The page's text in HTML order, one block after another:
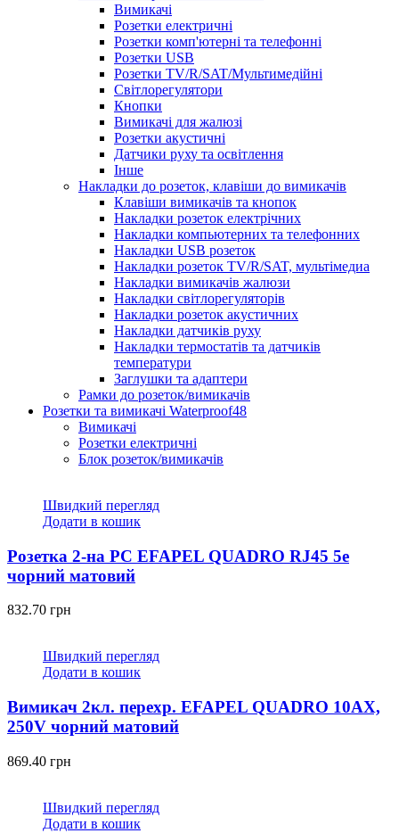
Вимикачі
Розетки електричні
Розетки комп'ютерні та телефонні
Розетки USB
Розетки TV/R/SAT/Мультимедійні
Світлорегулятори
Кнопки
Вимикачі для жалюзі
Розетки акустичні
Датчики руху та освітлення
Інше
Накладки до розеток, клавіши до вимикачів
Клавіши вимикачів та кнопок
Накладки розеток електрічних
Накладки компьютерних та телефонних
Накладки USB розеток
Накладки розеток TV/R/SAT, мультімедиа
Накладки вимикачів жалюзи
Накладки світлорегуляторів
Накладки розеток акустичних
Накладки датчиків руху
Накладки термостатів та датчиків
температури
Заглушки та адаптери
Рамки до розеток/вимикачів
Розетки та вимикачі Waterproof48
Вимикачі
Розетки електричні
Блок розеток/вимикачів
Швидкий перегляд
Додати в кошик
Розетка 2-на PC EFAPEL QUADRO RJ45 5e
чорний матовий
832.70 грн
Швидкий перегляд
Додати в кошик
Вимикач 2кл. перехр. EFAPEL QUADRO 10АХ,
250V чорний матовий
869.40 грн
Швидкий перегляд
Додати в кошик